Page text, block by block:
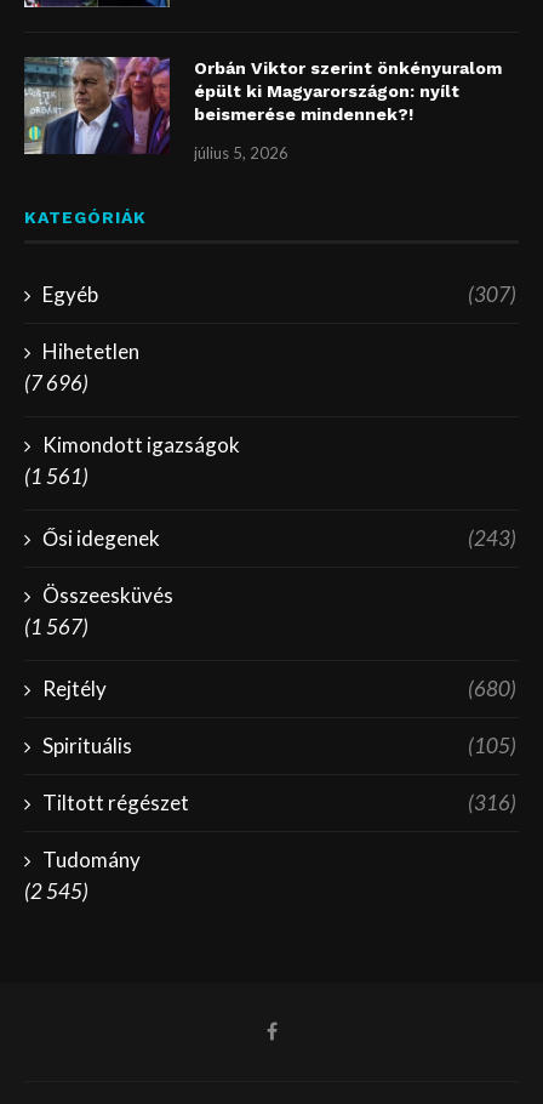
Orbán Viktor szerint önkényuralom
épült ki Magyarországon: nyílt
beismerése mindennek?!
július 5, 2026
KATEGÓRIÁK
Egyéb (307)
Hihetetlen
(7 696)
Kimondott igazságok
(1 561)
Ősi idegenek (243)
Összeesküvés
(1 567)
Rejtély (680)
Spirituális (105)
Tiltott régészet (316)
Tudomány
(2 545)